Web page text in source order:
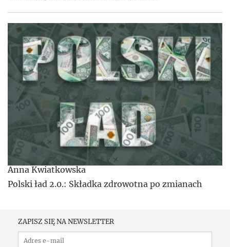
Anna Kwiatkowska
Polski ład 2.0.: Składka zdrowotna po zmianach
ZAPISZ SIĘ NA NEWSLETTER